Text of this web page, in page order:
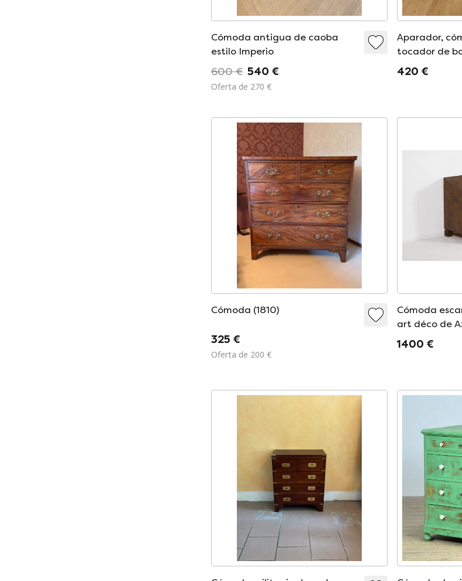
Cómoda antigua de caoba
estilo Imperio
600 € 540 €
Oferta de 270 €
Aparador,
tocador de
antiguo de
420 €
Cómoda (1810)
325 €
Oferta de 200 €
Cómoda
art déco de
Bodafors,
1400 €